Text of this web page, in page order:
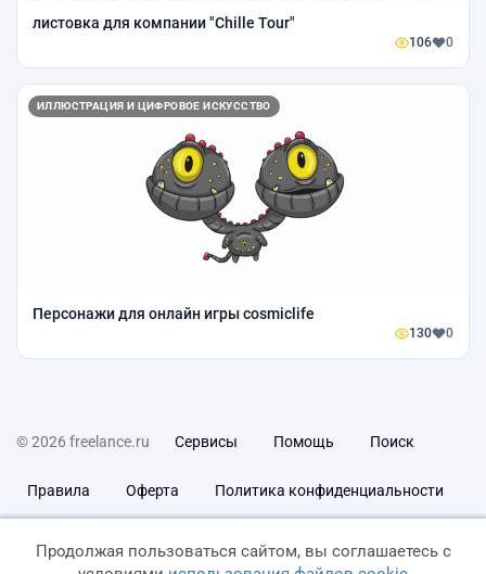
листовка для компании "Chille Tour"
106 0
ИЛЛЮСТРАЦИЯ И ЦИФРОВОЕ ИСКУССТВО
Персонажи для онлайн игры cosmiclife
130 0
© 2026 freelance.ru Сервисы Помощь Поиск
Правила Оферта Политика конфиденциальности
Продолжая пользоваться сайтом, вы соглашаетесь с